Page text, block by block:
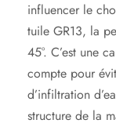
influencer le
tuile GR13, la
45°. C’est une
compte pour
d’infiltration
structure de la